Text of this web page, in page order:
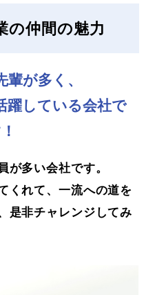
の仲間の魅力
が多く、
躍している会社で
が多い会社です。
くれて、一流への道を
是非チャレンジしてみ